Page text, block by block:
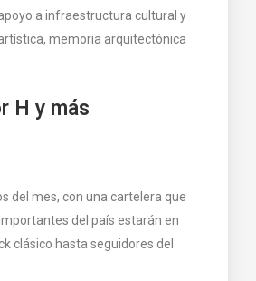
a infraestructura cultural y
memoria arquitectónica
H y más
del mes, con una cartelera que
del país estarán en
clásico hasta seguidores del